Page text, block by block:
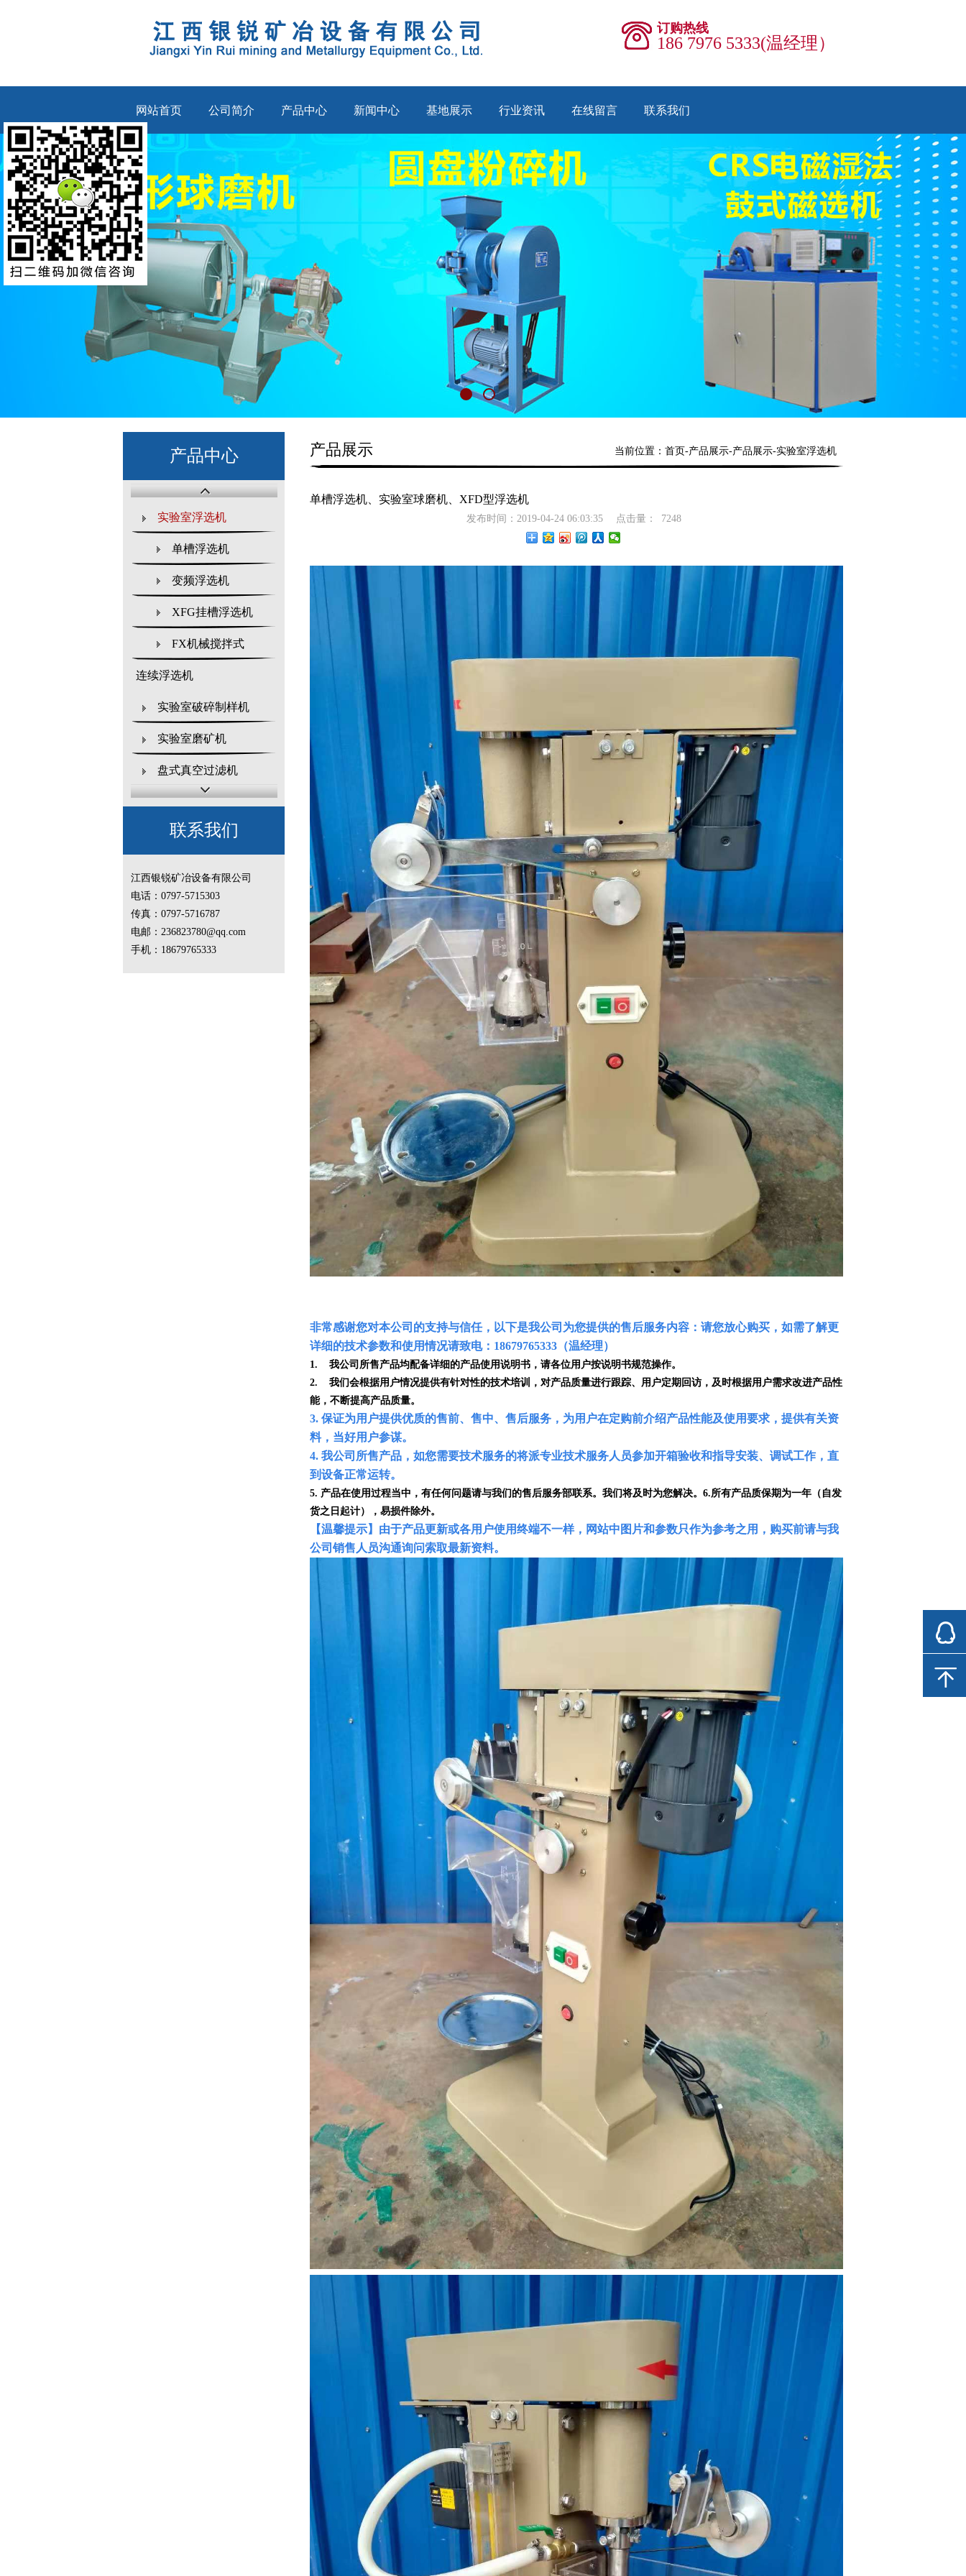
订购热线
186 7976 5333(温经理）
网站首页 公司简介 产品中心 新闻中心 基地展示 行业资讯 在线留言 联系我们
产品中心
实验室浮选机
单槽浮选机
变频浮选机
XFG挂槽浮选机
FX机械搅拌式
连续浮选机
实验室破碎制样机
实验室磨矿机
盘式真空过滤机
XJT型浸出搅拌机
实验室筛分设备
实验室重选设备
实验室回转窑
联系我们
江西银锐矿冶设备有限公司
电话：0797-5715303
传真：0797-5716787
电邮：236823780@qq.com
手机：18679765333
产品展示 当前位置： 首页-产品展示-产品展示-实验室浮选机
单槽浮选机、实验室球磨机、XFD型浮选机
发布时间：2019-04-24 06:03:35 点击量： 7248
非常感谢您对本公司的支持与信任，以下是我公司为您提供的售后服务内容：请您放心购买，如需了解更
详细的技术参数和使用情况请致电：18679765333（温经理）
1. 我公司所售产品均配备详细的产品使用说明书，请各位用户按说明书规范操作。
2. 我们会根据用户情况提供有针对性的技术培训，对产品质量进行跟踪、用户定期回访，及时根据用户需求改进产品性
能，不断提高产品质量。
3. 保证为用户提供优质的售前、售中、售后服务，为用户在定购前介绍产品性能及使用要求，提供有关资
料，当好用户参谋。
4. 我公司所售产品，如您需要技术服务的将派专业技术服务人员参加开箱验收和指导安装、调试工作，直
到设备正常运转。
5. 产品在使用过程当中，有任何问题请与我们的售后服务部联系。我们将及时为您解决。 6.所有产品质保期为一年（自发
货之日起计），易损件除外。
【温馨提示】由于产品更新或各用户使用终端不一样，网站中图片和参数只作为参考之用，购买前请与我
公司销售人员沟通询问索取最新资料。